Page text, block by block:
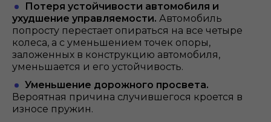
Потеря устойчивости автомобиля и
ухудшение управляемости. Автомобиль
попросту перестает опираться на все четыре
колеса, а с уменьшением точек опоры,
заложенных в конструкцию автомобиля,
уменьшается и его устойчивость.
Уменьшение дорожного просвета.
Вероятная причина случившегося кроется в
износе пружин.